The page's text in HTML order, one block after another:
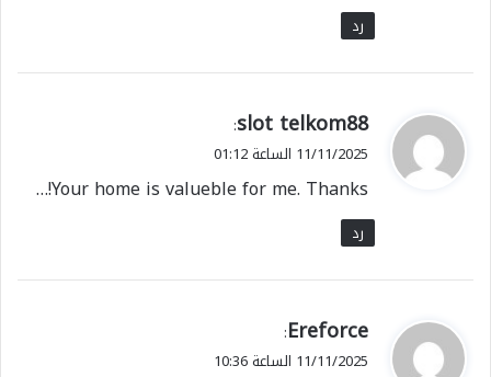
رد
ي
ق
ل
slot telkom88
:
11/11/2025 الساعة 01:12
Your home is valueble for me. Thanks!…
رد
ي
ق
Ereforce
:
11/11/2025 الساعة 10:36